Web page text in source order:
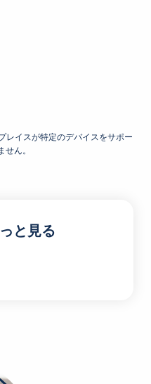
レイスが特定のデバイスをサポー
ん。
と見る